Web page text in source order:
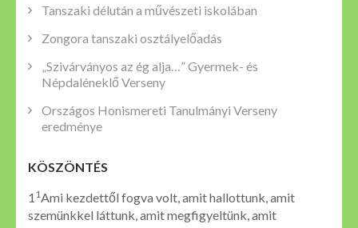
Tanszaki délután a művészeti iskolában
Zongora tanszaki osztályelőadás
„Szivárványos az ég alja…” Gyermek- és
Népdaléneklő Verseny
Országos Honismereti Tanulmányi Verseny
eredménye
KÖSZÖNTÉS
1 1Ami kezdettől fogva volt, amit hallottunk, amit
szemünkkel láttunk, amit megfigyeltünk, amit